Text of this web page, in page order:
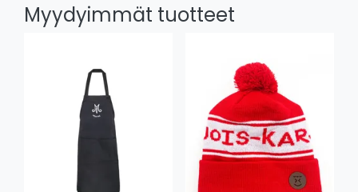
Myydyimmät tuotteet